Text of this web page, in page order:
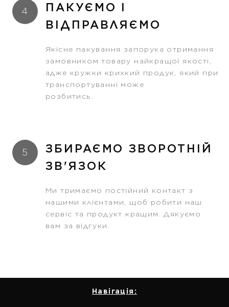
4
ПАКУЄМО І
ВІДПРАВЛЯЄМО
Якісне пакування запорука отримання
замовником товару найкращої якості,
адже кружки крихкий продук, який при
транспортуванні може
розбитись.
5
ЗБИРАЄМО ЗВОРОТНІЙ
ЗВ'ЯЗОК
Ми тримаємо постійний контакт з
нашими клієнтами, щоб робити наш
сервіс та продукт кращим. Дякуємо
вам за відгуки.
Навігація: